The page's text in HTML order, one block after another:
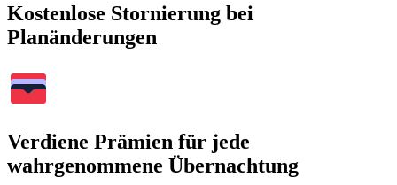
Kostenlose Stornierung bei
Planänderungen
Verdiene Prämien für jede
wahrgenommene Übernachtung